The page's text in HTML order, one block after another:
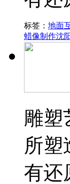
标签： 地面
蜡像制作沈
雕塑
所塑
有还